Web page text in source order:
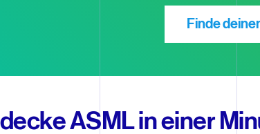
Finde
ASML in einer